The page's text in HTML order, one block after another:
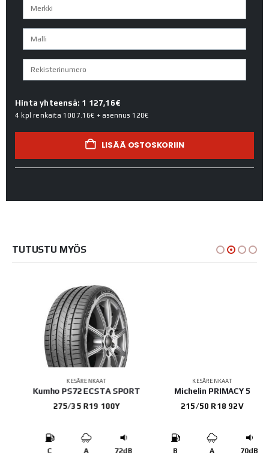
Hinta yhteensä: 1 127,16€
4 kpl renkaita 1007.16€ + asennus 120€
LISÄÄ OSTOSKORIIN
TUTUSTU MYÖS
KESÄRENKAAT
Kumho PS72 ECSTA SPORT
275/35 R19 100Y
72dB
KESÄRENKAAT
Michelin PRIMACY 5
215/50 R18 92V
70dB